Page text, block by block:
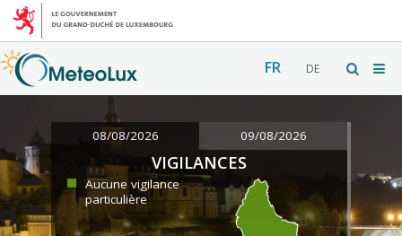
FR DE
08/08/2026 09/08/2026
VIGILANCES
Aucune vigilance
particulière